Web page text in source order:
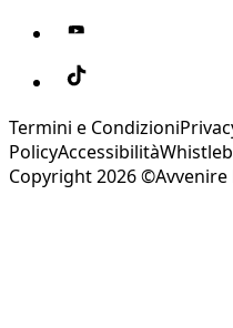
Termini e Condizioni
PolicyAccessibilità
Copyright 2026 ©Avvenire